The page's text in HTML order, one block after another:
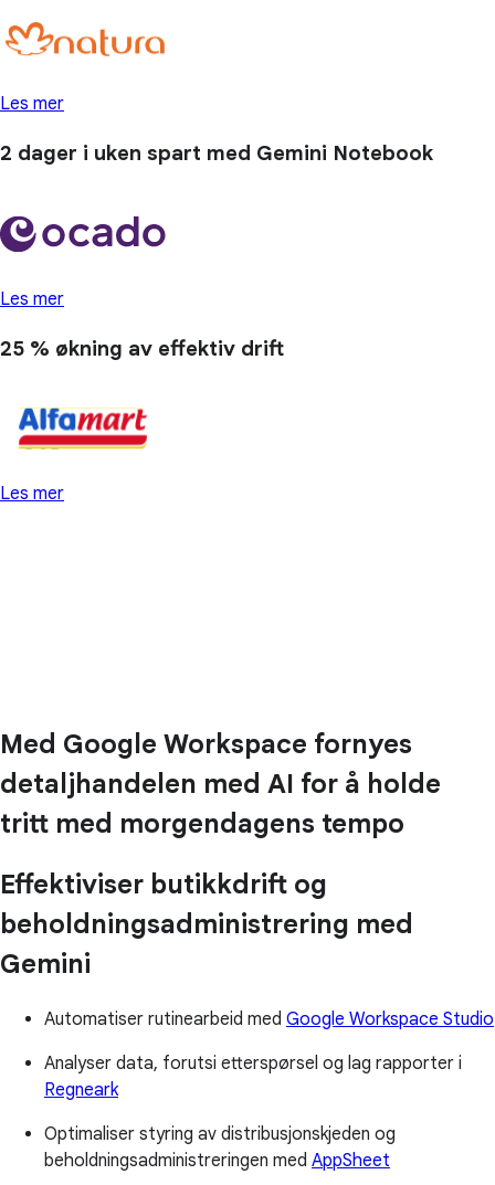
Les mer
2 dager i uken spart med Gemini Notebook
Les mer
25 % økning av effektiv drift
Les mer
Med Google Workspace fornyes
detaljhandelen med AI for å holde
tritt med morgendagens tempo
Effektiviser butikkdrift og
beholdningsadministrering med
Gemini
Automatiser rutinearbeid med Google Workspace Studio
Analyser data, forutsi etterspørsel og lag rapporter i
Regneark
Optimaliser styring av distribusjonskjeden og
beholdningsadministreringen med AppSheet